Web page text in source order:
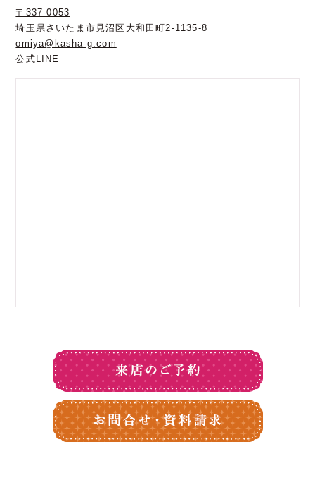
〒337-0053
埼玉県さいたま市見沼区大和田町2-1135-8
omiya@kasha-g.com
公式LINE